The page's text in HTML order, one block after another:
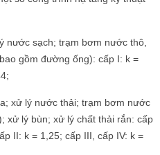
nước sạch; trạm bơm nước thô,
gồm đường ống): cấp I: k =
xử lý nước thải; trạm bơm nước
xử lý bùn; xử lý chất thải rắn: cấp
II: k = 1,25; cấp III, cấp IV: k =